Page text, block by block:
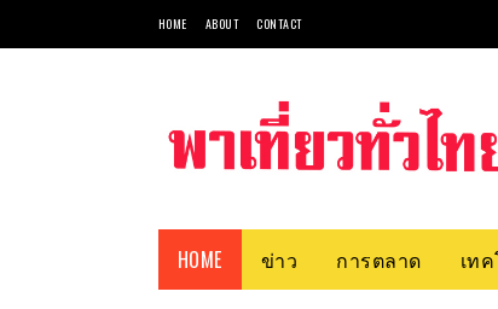
HOME ABOUT CONTACT
HOME ข่าว การตลาด เท